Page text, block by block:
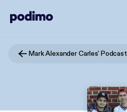
Mark Alexander Carles' Podcast